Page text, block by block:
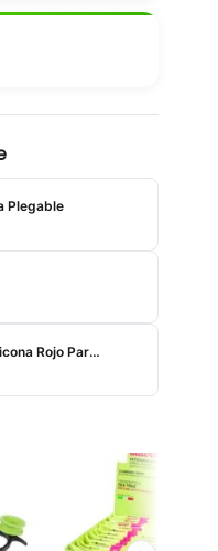
Plegable
Trixie Collar De Aro Flash Usb Silicona Rojo Para Perros